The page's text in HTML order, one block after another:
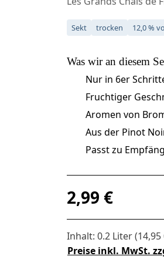
Sekt trocken 12,0 %
Was wir an diesem
Nur in 6er
Fruchtiger
Aromen von
Aus der Pinot
Passt zu
Regulärer Preis:
2,99 €
Inhalt: 0.2 Liter
Preise inkl. MwSt.